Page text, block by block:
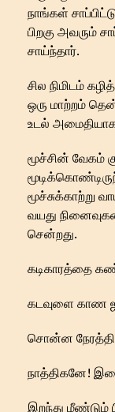
நாங்கள்
பிறகு அவரும்
சாய்ந்தார்.
சில நிமிடம்
ஒரு மாற்றம்
உடல்
மூச்சின் வேகம்
மூச்சுக்காற்று
வயது
சென்றது.
கடிகாரத்தை
கடவுளை காண
சொன்ன நேரத்தில்
நாத்திகனே!
இறந்து மீண்டும்